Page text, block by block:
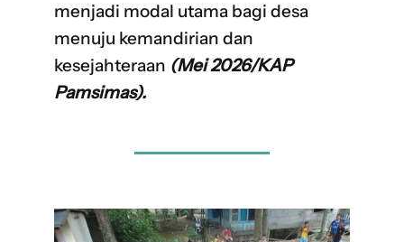
menjadi modal utama bagi desa
menuju kemandirian dan
kesejahteraan (Mei 2026/KAP
Pamsimas).